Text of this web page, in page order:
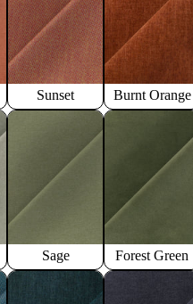
Sunset Burnt Orange
Sage Forest Green